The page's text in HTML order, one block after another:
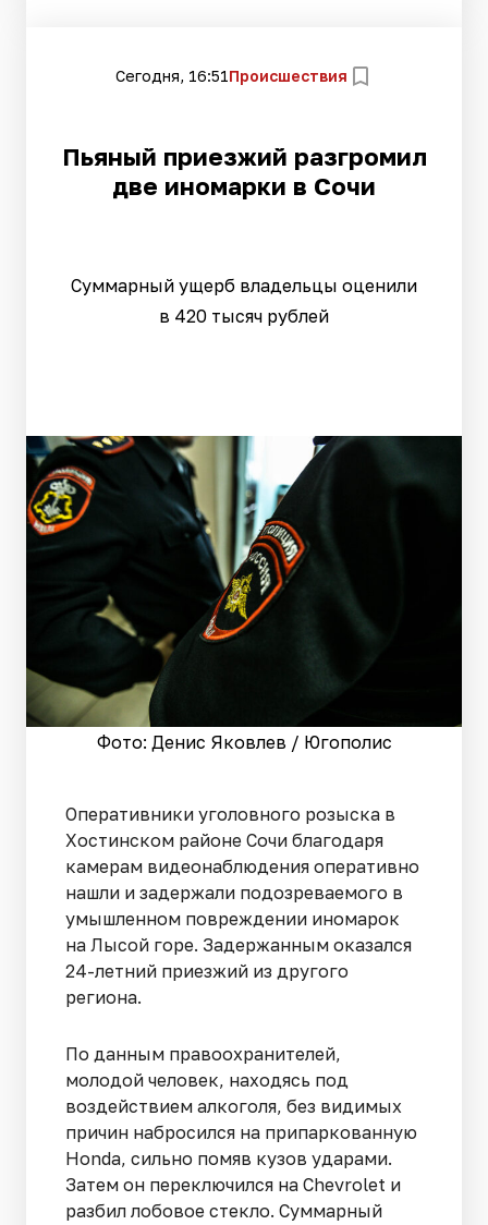
Сегодня, 16:51Происшествия
Пьяный приезжий разгромил
две иномарки в Сочи
Суммарный ущерб владельцы оценили
в 420 тысяч рублей
Фото: Денис Яковлев / Югополис
Оперативники уголовного розыска в
Хостинском районе Сочи благодаря
камерам видеонаблюдения оперативно
нашли и задержали подозреваемого в
умышленном повреждении иномарок
на Лысой горе. Задержанным оказался
24-летний приезжий из другого
региона.
По данным правоохранителей,
молодой человек, находясь под
воздействием алкоголя, без видимых
причин набросился на припаркованную
Honda, сильно помяв кузов ударами.
Затем он переключился на Chevrolet и
разбил лобовое стекло. Суммарный